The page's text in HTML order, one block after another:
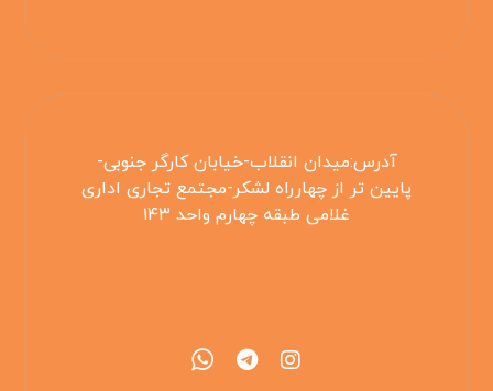
آدرس:میدان انقلاب-خیابان کارگر جنوبی-
پایین تر از چهارراه لشکر-مجتمع تجاری اداری
غلامی طبقه چهارم واحد ۱۴۳